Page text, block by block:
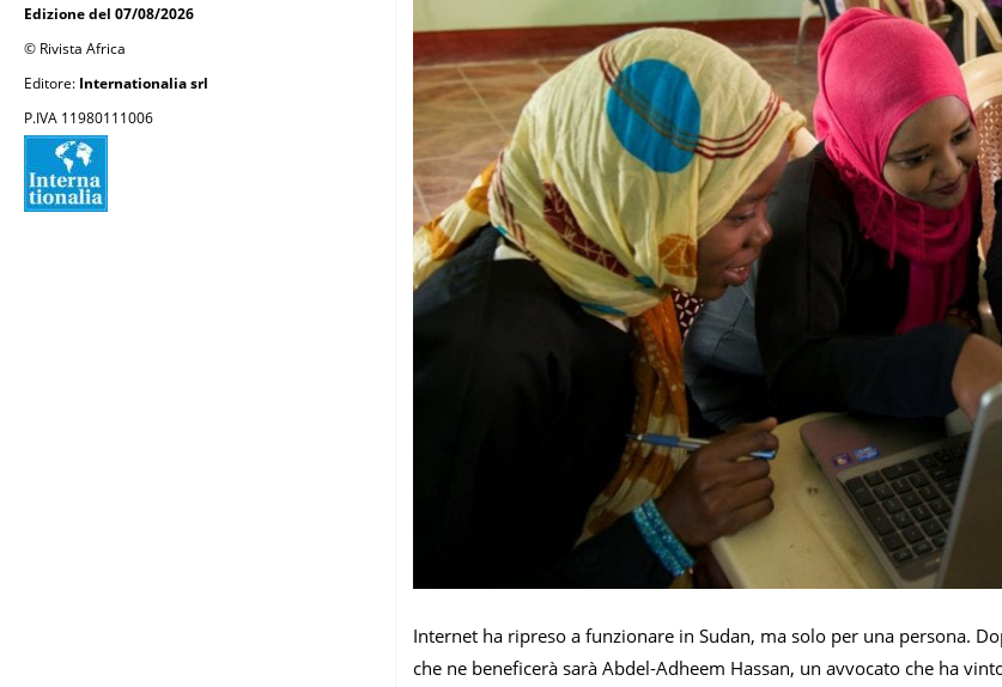
Edizione del 07/08/2026
© Rivista Africa
Editore: Internationalia srl
P.IVA 11980111006
Internet ha ripreso a funzionare in Sudan, ma solo per una persona.
che ne beneficerà sarà Abdel-Adheem Hassan, un avvocato che ha